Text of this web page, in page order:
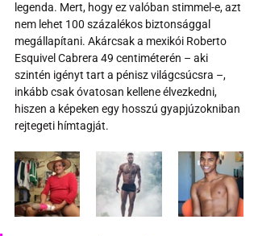
legenda. Mert, hogy ez valóban stimmel-e, azt
nem lehet 100 százalékos biztonsággal
megállapítani. Akárcsak a mexikói Roberto
Esquivel Cabrera 49 centiméterén – aki
szintén igényt tart a pénisz világcsúcsra –,
inkább csak óvatosan kellene élvezkedni,
hiszen a képeken egy hosszú gyapjúzokniban
rejtegeti hímtagját.